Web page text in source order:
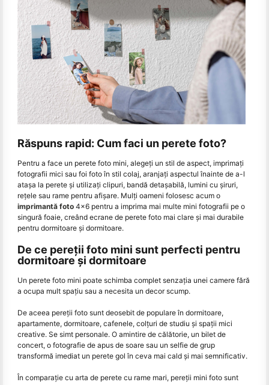
Răspuns rapid: Cum faci un perete foto?
Pentru a face un perete foto mini, alegeți un stil de aspect, imprimați
fotografii mici sau foi foto în stil colaj, aranjați aspectul înainte de a-l
atașa la perete și utilizați clipuri, bandă detașabilă, lumini cu șiruri,
rețele sau rame pentru afișare. Mulți oameni folosesc acum o
imprimantă foto 4x6 pentru a imprima mai multe mini fotografii pe o
singură foaie, creând ecrane de perete foto mai clare și mai durabile
pentru dormitoare și dormitoare.
De ce pereții foto mini sunt perfecti pentru
dormitoare și dormitoare
Un perete foto mini poate schimba complet senzația unei camere fără
a ocupa mult spațiu sau a necesita un decor scump.
De aceea pereții foto sunt deosebit de populare în dormitoare,
apartamente, dormitoare, cafenele, colțuri de studiu și spații mici
creative. Se simt personale. O amintire de călătorie, un bilet de
concert, o fotografie de apus de soare sau un selfie de grup
transformă imediat un perete gol în ceva mai cald și mai semnificativ.
În comparație cu arta de perete cu rame mari, pereții mini foto sunt